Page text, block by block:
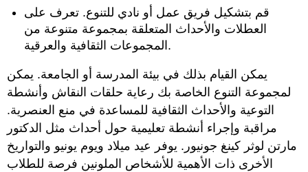
قم بتشكيل فريق عمل أو نادي للتنوع. تعرف على
العطلات والأحداث المتعلقة بمجموعة متنوعة من
المجموعات الثقافية والعرقية.
يمكن القيام بذلك في بيئة المدرسة أو الجامعة. يمكن
لمجموعة التنوع الخاصة بك رعاية حلقات النقاش وأنشطة
التوعية والأحداث الثقافية للمساعدة في منع العنصرية.
مراقبة وإجراء أنشطة تعليمية حول أحداث مثل الدكتور
مارتن لوثر كينغ جونيور. يوفر عيد ميلاد ويوم يونيو والتواريخ
الأخرى ذات الأهمية للأشخاص الملونين فرصة للطلاب